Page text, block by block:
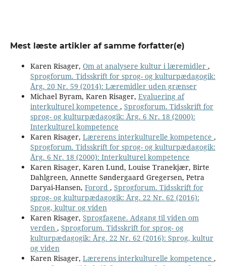
Mest læste artikler af samme forfatter(e)
Karen Risager, Om at analysere kultur i læremidler ,
Sprogforum. Tidsskrift for sprog- og kulturpædagogik:
Årg. 20 Nr. 59 (2014): Læremidler uden grænser
Michael Byram, Karen Risager, Evaluering af
interkulturel kompetence , Sprogforum. Tidsskrift for
sprog- og kulturpædagogik: Årg. 6 Nr. 18 (2000):
Interkulturel kompetence
Karen Risager, Lærerens interkulturelle kompetence ,
Sprogforum. Tidsskrift for sprog- og kulturpædagogik:
Årg. 6 Nr. 18 (2000): Interkulturel kompetence
Karen Risager, Karen Lund, Louise Tranekjær, Birte
Dahlgreen, Annette Søndergaard Gregersen, Petra
Daryai-Hansen, Forord , Sprogforum. Tidsskrift for
sprog- og kulturpædagogik: Årg. 22 Nr. 62 (2016):
Sprog, kultur og viden
Karen Risager, Sprogfagene. Adgang til viden om
verden , Sprogforum. Tidsskrift for sprog- og
kulturpædagogik: Årg. 22 Nr. 62 (2016): Sprog, kultur
og viden
Karen Risager, Lærerens interkulturelle kompetence ,